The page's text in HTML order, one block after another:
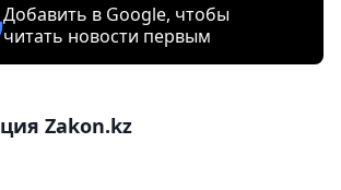
Добавить в Google, чтобы
читать новости первым
Zakon.kz